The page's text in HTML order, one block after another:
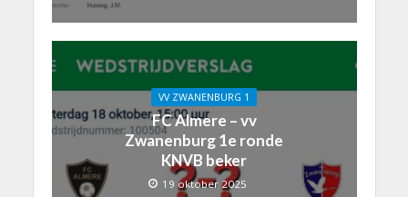
VV ZWANENBURG 1
FC Almere – vv
Zwanenburg 1e ronde
KNVB beker
19 oktober 2025